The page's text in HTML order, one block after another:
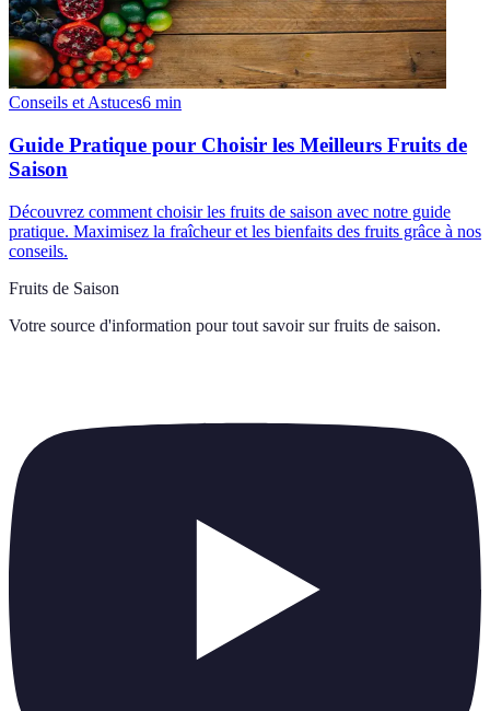
Conseils et Astuces6 min
Guide Pratique pour Choisir les Meilleurs Fruits de
Saison
Découvrez comment choisir les fruits de saison avec notre guide
pratique. Maximisez la fraîcheur et les bienfaits des fruits grâce à nos
conseils.
Fruits de Saison
Votre source d'information pour tout savoir sur fruits de saison.